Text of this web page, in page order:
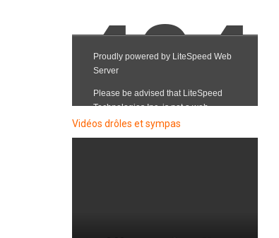
Vidéos drôles et sympas